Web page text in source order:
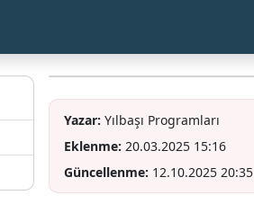
Yazar: Yılbaşı Programları
Eklenme: 20.03.2025 15:16
Güncellenme: 12.10.2025 20:35